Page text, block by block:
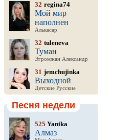
32 regina74
Мой мир
наполнен
Алькасар
32 tuleneva
Туман
Эгромжан Александр
31 jemchujinka
Выходной
Детские Русские
Песня недели
525 Yanika
Алмаз